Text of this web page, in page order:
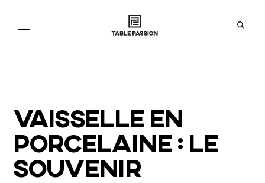
À
PROPOS
BOUTIQUES
VAISSELLE EN
PORCELAINE : LE
SOUVENIR